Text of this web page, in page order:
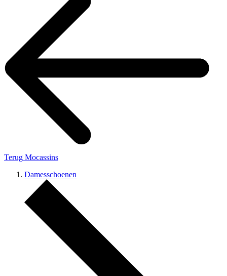
Terug Mocassins
Damesschoenen